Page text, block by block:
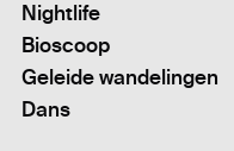
Nightlife
Bioscoop
Geleide wandelingen
Dans